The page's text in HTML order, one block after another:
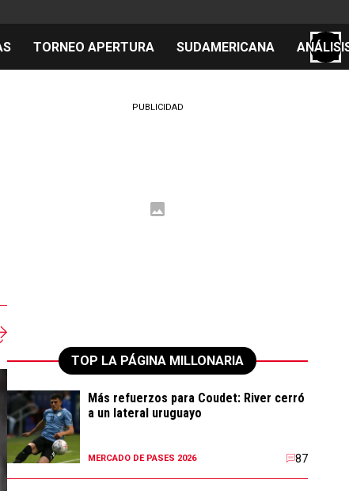
TORNEO APERTURA SUDAMERICANA
PUBLICIDAD
TOP LA PÁGINA MILLONARIA
Más refuerzos para Coudet: River cerró
a un lateral uruguayo
MERCADO DE PASES 2026 87